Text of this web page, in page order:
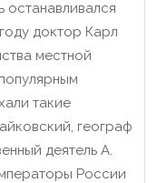
останавливался
доктор Карл
местной
такие
географ
деятель А.
России